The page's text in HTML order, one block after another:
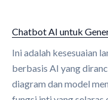
Chatbot AI untuk
Ini adalah kesesuaian
berbasis AI yang
diagram dan model